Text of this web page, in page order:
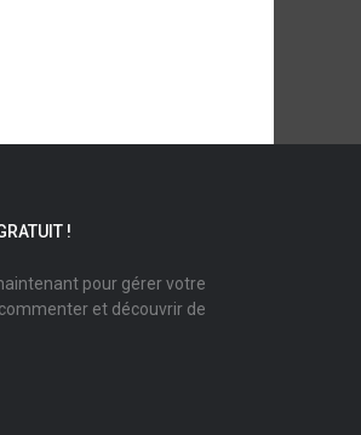
!
pour gérer votre
et découvrir de